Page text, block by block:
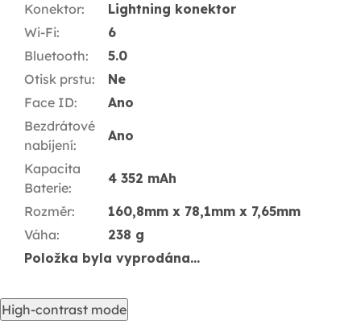
Konektor:
Lightning konektor
Wi-Fi:
6
Bluetooth:
5.0
Otisk prstu:
Ne
Face ID:
Ano
Bezdrátové
nabíjení:
Ano
Kapacita
Baterie:
4 352 mAh
Rozměr:
160,8mm x 78,1mm x 7,65mm
Váha:
238 g
Položka byla vyprodána…
High-contrast mode